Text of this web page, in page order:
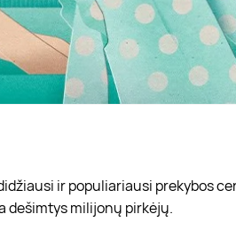
ir populiariausi prekybos
dešimtys milijonų pirkėjų.